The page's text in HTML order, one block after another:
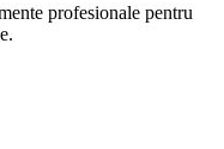
profesionale pentru